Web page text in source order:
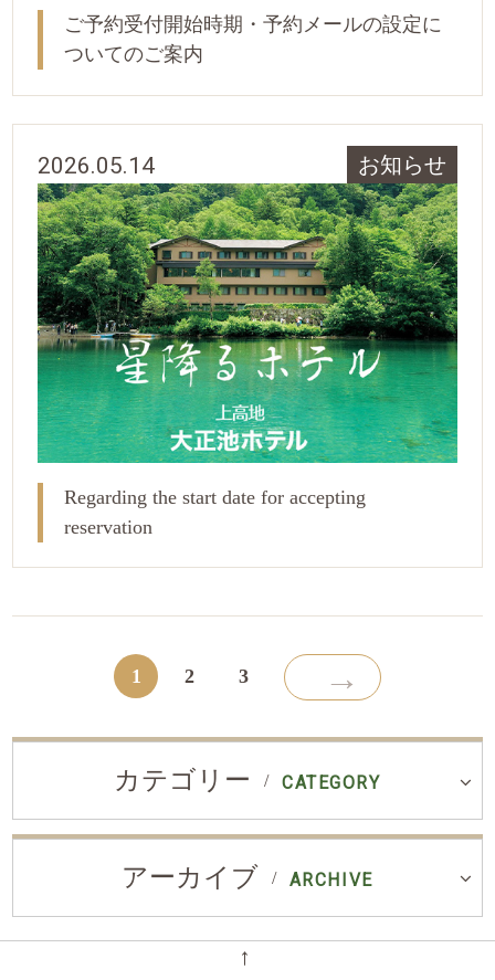
ご予約受付開始時期・予約メールの設定に
ついてのご案内
2026.05.14 お知らせ
Regarding the start date for accepting
reservation
1 2 3 →
カテゴリー CATEGORY
アーカイブ ARCHIVE
←